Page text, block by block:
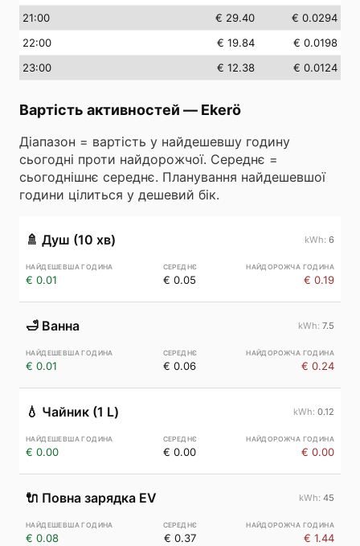
21:00 € 29.40
€ 0.0294
22:00 € 19.84
€ 0.0198
23:00 € 12.38 € 0.0124
Вартість активностей — Ekerö
Діапазон = вартість у найдешевшу годину
сьогодні проти найдорожчої. Середнє =
сьогоднішнє середнє. Планування найдешевшої
години цілиться у дешевий бік.
🚿 Душ (10 хв) 6
€ 0.01 € 0.05 € 0.19
🛁 Ванна 7.5
€ 0.01 € 0.06 € 0.24
💧 Чайник (1 L) 0.12
€ 0.00 € 0.00 € 0.00
🔌 Повна зарядка EV 45
€ 0.08 € 0.37 € 1.44